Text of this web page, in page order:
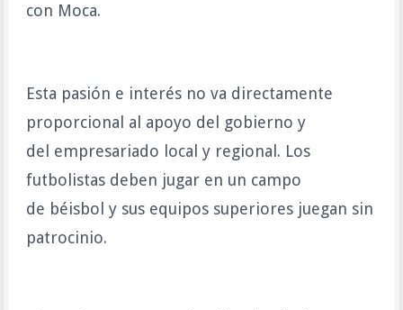
con Moca.
Esta pasión e interés no va directamente
proporcional al apoyo del gobierno y
del empresariado local y regional. Los
futbolistas deben jugar en un campo
de béisbol y sus equipos superiores juegan sin
patrocinio.